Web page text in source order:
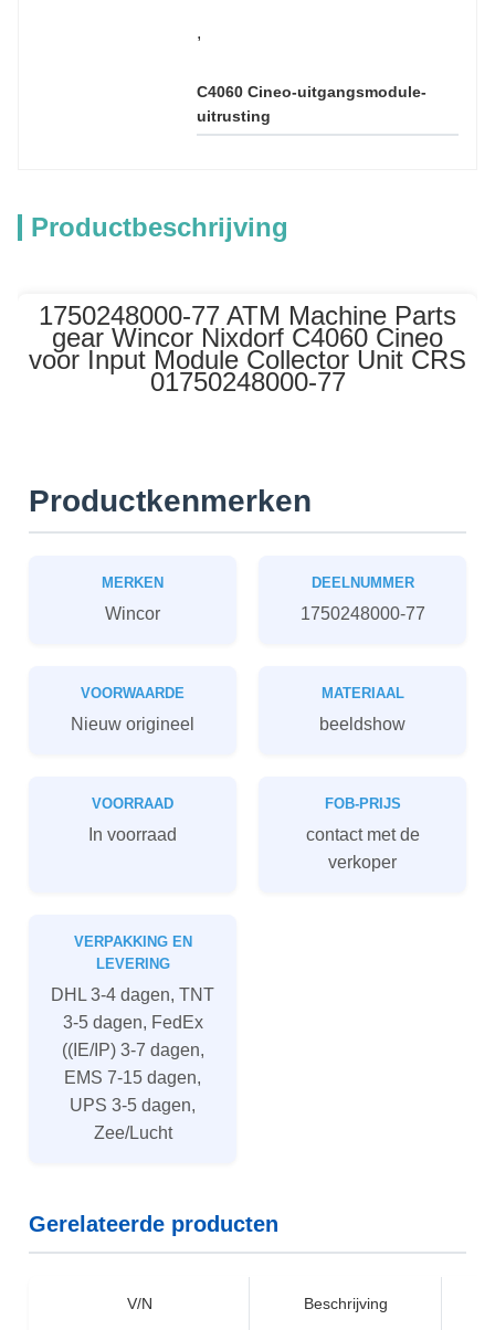
,
C4060 Cineo-uitgangsmodule-
uitrusting
Productbeschrijving
1750248000-77 ATM Machine Parts
gear Wincor Nixdorf C4060 Cineo
voor Input Module Collector Unit CRS
01750248000-77
Productkenmerken
MERKEN
Wincor
DEELNUMMER
1750248000-77
VOORWAARDE
Nieuw origineel
MATERIAAL
beeldshow
VOORRAAD
In voorraad
FOB-PRIJS
contact met de
verkoper
VERPAKKING EN
LEVERING
DHL 3-4 dagen, TNT
3-5 dagen, FedEx
((IE/IP) 3-7 dagen,
EMS 7-15 dagen,
UPS 3-5 dagen,
Zee/Lucht
Gerelateerde producten
V/N Beschrijving